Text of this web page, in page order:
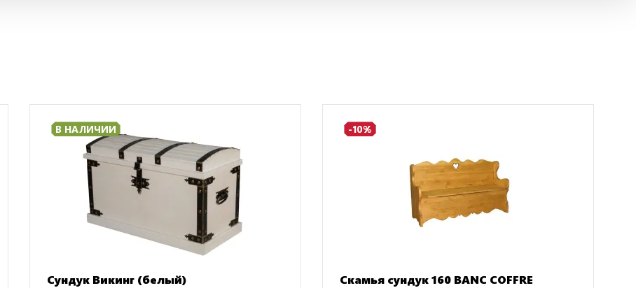
В НАЛИЧИИ
Сундук Викинг (белый)
-10%
Скамья сундук 160 BANC COFFRE